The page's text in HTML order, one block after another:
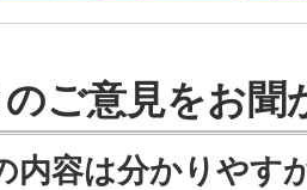
ご意見をお聞
内容は分かりやす